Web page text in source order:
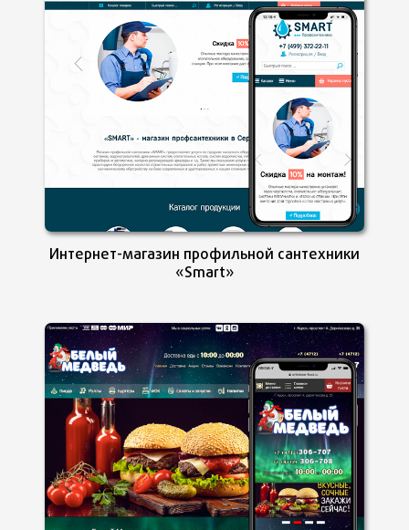
Интернет-магазин профильной сантехники
«Smart»